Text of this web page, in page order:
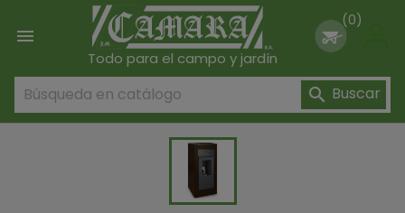

Todo para el campo y jardín
(0)
 Buscar